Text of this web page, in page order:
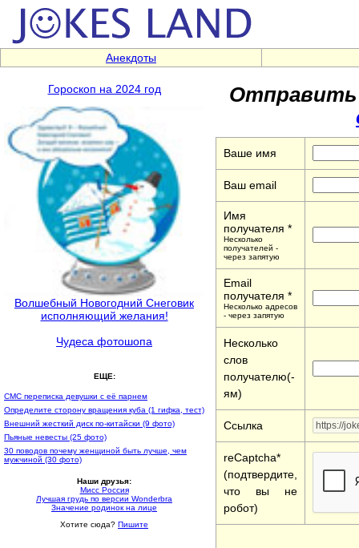
Анекдоты
Гороскоп на 2024 год
Волшебный Новогодний Снеговик
исполняющий желания!
Чудеса фотошопа
ЕЩЕ:
СМС переписка девушки с её парнем
Определите сторону вращения куба (1 гифка, тест)
Внешний жесткий диск по-китайски (9 фото)
Пьяные невесты (25 фото)
30 поводов почему женщиной быть лучше, чем
мужчиной (30 фото)
Наши друзья:
Мисс Россия
Лучшая грудь по версии Wonderbra
Значение родинок на лице
Хотите сюда? Пишите
Ваше имя
Ваш email
Имя
получателя *
Несколько
получателей -
через запятую
Email
получателя *
Несколько адресов
- через запятую
Несколько
слов
получателю(-
ям)
Ссылка
reCaptcha*
(подтвердите,
что вы не
робот)